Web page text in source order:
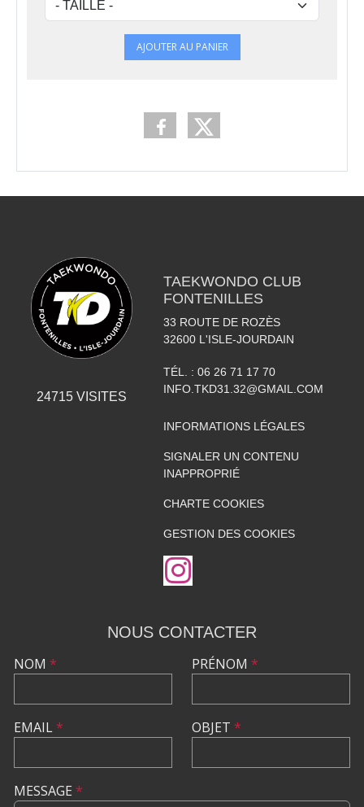
AJOUTER AU PANIER
24715VISITES
TAEKWONDO CLUB
FONTENILLES
33 ROUTE DE ROZÈS
32600 L'ISLE-JOURDAIN
TÉL. : 06 26 71 17 70
INFO.TKD31.32@GMAIL.COM
INFORMATIONS LÉGALES
SIGNALER UN CONTENU
INAPPROPRIÉ
CHARTE COOKIES
GESTION DES COOKIES
NOUS CONTACTER
NOM *
EMAIL*
PRÉNOM *
OBJET *
MESSAGE *